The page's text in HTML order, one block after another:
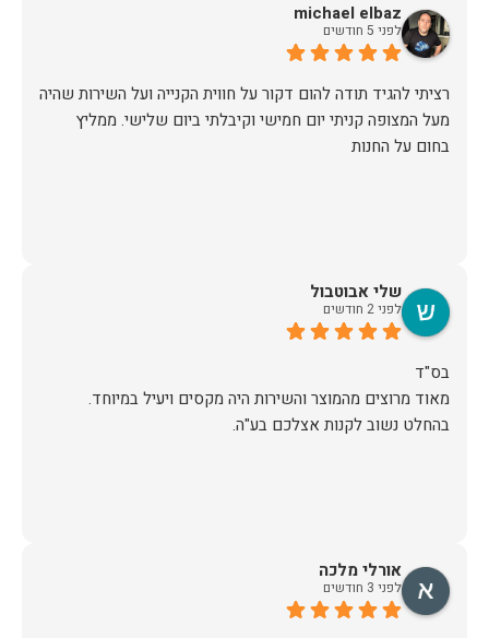
michael elbaz
לפני 5 חודשים
רציתי להגיד תודה להום דקור על חווית הקנייה ועל השירות שהיה
מעל המצופה קניתי יום חמישי וקיבלתי ביום שלישי. ממליץ
בחום על החנות
שלי אבוטבול
לפני 2 חודשים
מאוד מרוצים מהמוצר והשירות היה מקסים ויעיל במיוחד.
בהחלט נשוב לקנות אצלכם בע"ה.
אורלי מלכה
לפני 3 חודשים